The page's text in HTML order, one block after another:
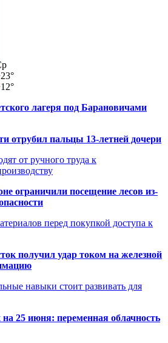
23°
12°
лагеря под Барановичами
отрубил пальцы 13-летней дочери
от ручного труда к
ограничили посещение лесов из-
перед покупкой доступа к
получил удар током на железной
навыки стоит развивать для
25 июня: переменная облачность